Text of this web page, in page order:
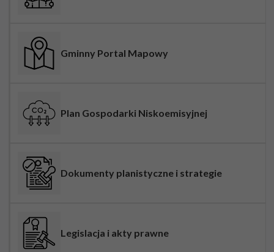
Gminny Portal Mapowy
Plan Gospodarki Niskoemisyjnej
Dokumenty planistyczne i strategie
Legislacja i akty prawne